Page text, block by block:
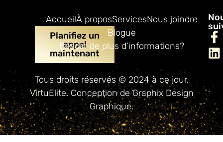
Planifiez un
appel
maintenant
AccueilÀ proposServicesNous joindre
Blogue
Besoin de plus d’informations?
Tous droits réservés © 2024 à ce jour,
VirtuElite. Conception deGraphix Design
Graphique.